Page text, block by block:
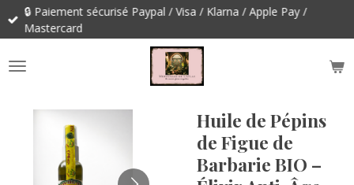
Passer
principal
🔒 Paiement sécurisé Paypal / Visa / Klarna / Apple Pay /
Mastercard
Huile de Pépins
de Figue de
Barbarie BIO –